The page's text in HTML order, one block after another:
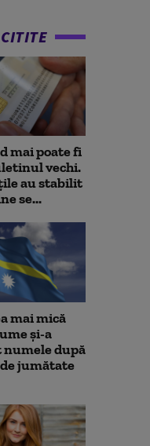
mai poate fi
vechi.
au stabilit
se...
mai mică
și-a
numele după
jumătate